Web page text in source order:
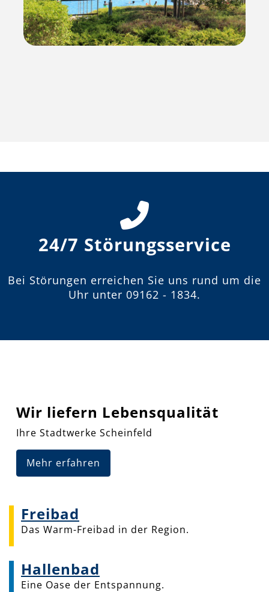
24/7 Störungsservice
Bei Störungen erreichen Sie uns rund um die
Uhr unter 09162 - 1834.
Wir liefern Lebensqualität
Ihre Stadtwerke Scheinfeld
Mehr erfahren
Freibad
Das Warm-Freibad in der Region.
Hallenbad
Eine Oase der Entspannung.